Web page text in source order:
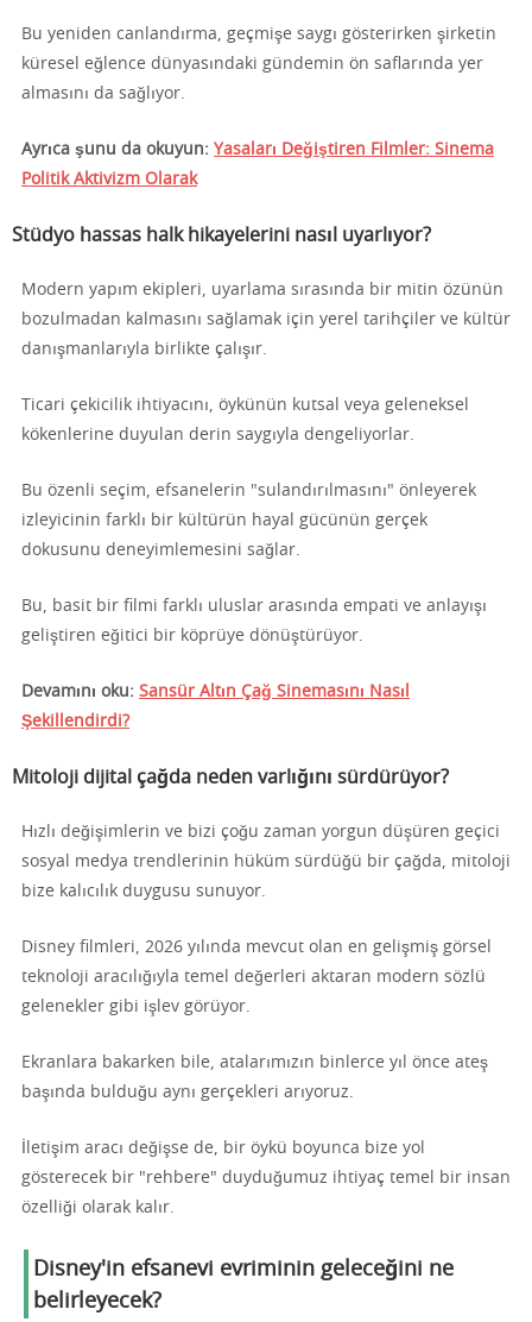
Bu yeniden canlandırma, geçmişe saygı gösterirken şirketin
küresel eğlence dünyasındaki gündemin ön saflarında yer
almasını da sağlıyor.
Ayrıca şunu da okuyun: Yasaları Değiştiren Filmler: Sinema
Politik Aktivizm Olarak
Stüdyo hassas halk hikayelerini nasıl uyarlıyor?
Modern yapım ekipleri, uyarlama sırasında bir mitin özünün
bozulmadan kalmasını sağlamak için yerel tarihçiler ve kültür
danışmanlarıyla birlikte çalışır.
Ticari çekicilik ihtiyacını, öykünün kutsal veya geleneksel
kökenlerine duyulan derin saygıyla dengeliyorlar.
Bu özenli seçim, efsanelerin "sulandırılmasını" önleyerek
izleyicinin farklı bir kültürün hayal gücünün gerçek
dokusunu deneyimlemesini sağlar.
Bu, basit bir filmi farklı uluslar arasında empati ve anlayışı
geliştiren eğitici bir köprüye dönüştürüyor.
Devamını oku: Sansür Altın Çağ Sinemasını Nasıl
Şekillendirdi?
Mitoloji dijital çağda neden varlığını sürdürüyor?
Hızlı değişimlerin ve bizi çoğu zaman yorgun düşüren geçici
sosyal medya trendlerinin hüküm sürdüğü bir çağda, mitoloji
bize kalıcılık duygusu sunuyor.
Disney filmleri, 2026 yılında mevcut olan en gelişmiş görsel
teknoloji aracılığıyla temel değerleri aktaran modern sözlü
gelenekler gibi işlev görüyor.
Ekranlara bakarken bile, atalarımızın binlerce yıl önce ateş
başında bulduğu aynı gerçekleri arıyoruz.
İletişim aracı değişse de, bir öykü boyunca bize yol
gösterecek bir "rehbere" duyduğumuz ihtiyaç temel bir insan
özelliği olarak kalır.
Disney'in efsanevi evriminin geleceğini ne
belirleyecek?